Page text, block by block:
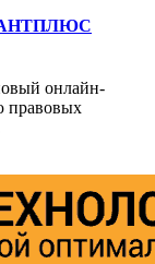
онлайн-
правовых